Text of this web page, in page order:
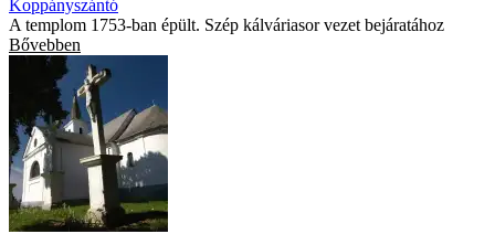
Koppányszántó
A templom 1753-ban épült. Szép kálváriasor vezet bejáratához
Bővebben